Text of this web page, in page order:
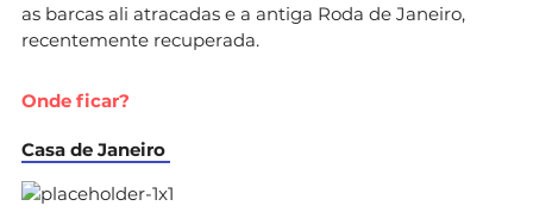
as barcas ali atracadas e a antiga Roda de Janeiro,
recentemente recuperada.
Onde ficar?
Casa de Janeiro